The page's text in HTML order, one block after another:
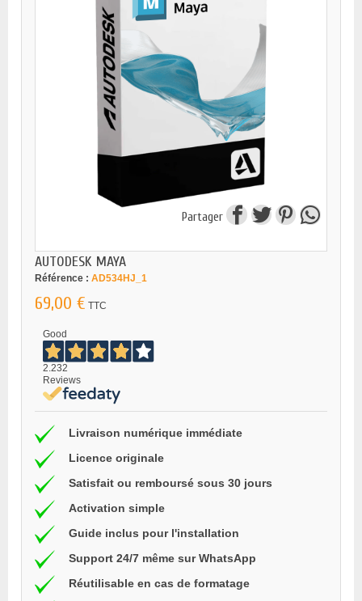
Partager
AUTODESK MAYA
Référence : AD534HJ_1
69,00 € TTC
Good
2.232
Reviews
Livraison numérique immédiate
Licence originale
Satisfait ou remboursé sous 30 jours
Activation simple
Guide inclus pour l'installation
Support 24/7 même sur WhatsApp
Réutilisable en cas de formatage